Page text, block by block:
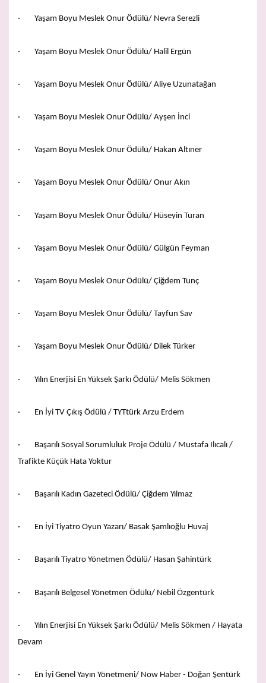
· Yaşam Boyu Meslek Onur Ödülü/ Nevra Serezli
· Yaşam Boyu Meslek Onur Ödülü/ Halil Ergün
· Yaşam Boyu Meslek Onur Ödülü/ Aliye Uzunatağan
· Yaşam Boyu Meslek Onur Ödülü/ Ayşen İnci
· Yaşam Boyu Meslek Onur Ödülü/ Hakan Altıner
· Yaşam Boyu Meslek Onur Ödülü/ Onur Akın
· Yaşam Boyu Meslek Onur Ödülü/ Hüseyin Turan
· Yaşam Boyu Meslek Onur Ödülü/ Gülgün Feyman
· Yaşam Boyu Meslek Onur Ödülü/ Çiğdem Tunç
· Yaşam Boyu Meslek Onur Ödülü/ Tayfun Sav
· Yaşam Boyu Meslek Onur Ödülü/ Dilek Türker
· Yılın Enerjisi En Yüksek Şarkı Ödülü/ Melis Sökmen
· En İyi TV Çıkış Ödülü / TYTtürk Arzu Erdem
· Başarılı Sosyal Sorumluluk Proje Ödülü / Mustafa Ilıcalı /
Trafikte Küçük Hata Yoktur
· Başarılı Kadın Gazeteci Ödülü/ Çiğdem Yılmaz
· En İyi Tiyatro Oyun Yazarı/ Basak Şamlıoğlu Huvaj
· Başarılı Tiyatro Yönetmen Ödülü/ Hasan Şahintürk
· Başarılı Belgesel Yönetmen Ödülü/ Nebil Özgentürk
· Yılın Enerjisi En Yüksek Şarkı Ödülü/ Melis Sökmen / Hayata
Devam
· En İyi Genel Yayın Yönetmeni/ Now Haber - Doğan Şentürk